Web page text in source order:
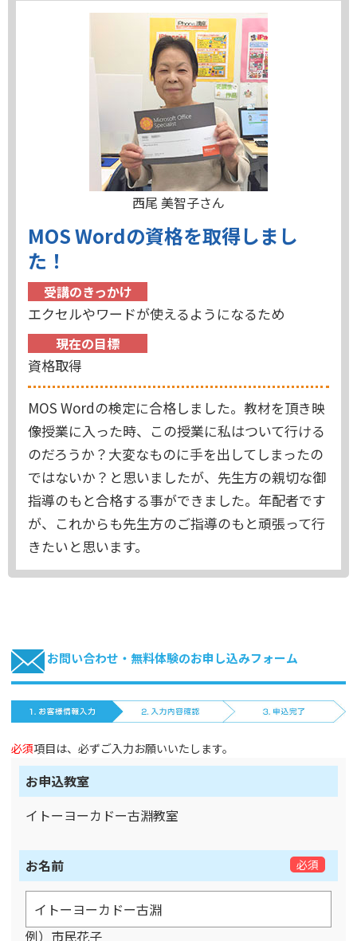
西尾 美智子さん
MOS Wordの資格を取得しまし
た！
受講のきっかけ
エクセルやワードが使えるようになるため
現在の目標
資格取得
MOS Wordの検定に合格しました。教材を頂き映
像授業に入った時、この授業に私はついて行ける
のだろうか？大変なものに手を出してしまったの
ではないか？と思いましたが、先生方の親切な御
指導のもと合格する事ができました。年配者です
が、これからも先生方のご指導のもと頑張って行
きたいと思います。
お問い合わせ・無料体験のお申し込みフォーム
必須項目は、必ずご入力お願いいたします。
お申込教室
イトーヨーカドー古淵教室
お名前 必須
例）市民花子